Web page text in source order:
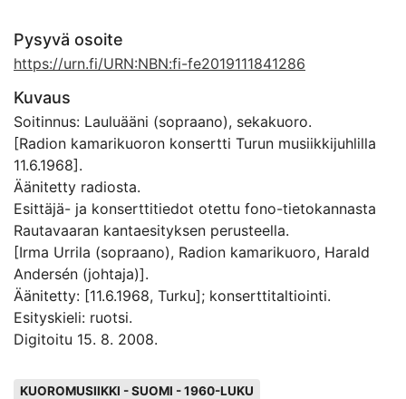
Pysyvä osoite
https://urn.fi/URN:NBN:fi-fe2019111841286
Kuvaus
Soitinnus: Lauluääni (sopraano), sekakuoro.
[Radion kamarikuoron konsertti Turun musiikkijuhlilla
11.6.1968].
Äänitetty radiosta.
Esittäjä- ja konserttitiedot otettu fono-tietokannasta
Rautavaaran kantaesityksen perusteella.
[Irma Urrila (sopraano), Radion kamarikuoro, Harald
Andersén (johtaja)].
Äänitetty: [11.6.1968, Turku]; konserttitaltiointi.
Esityskieli: ruotsi.
Digitoitu 15. 8. 2008.
KUOROMUSIIKKI - SUOMI - 1960-LUKU